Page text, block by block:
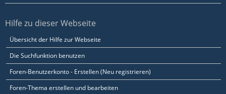
Hilfe zu dieser Webseite
Übersicht der Hilfe zur Webseite
Die Suchfunktion benutzen
Foren-Benutzerkonto - Erstellen (Neu registrieren)
Foren-Thema erstellen und bearbeiten